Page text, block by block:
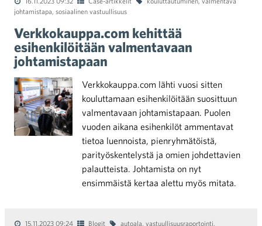
johtamistapa, sosiaalinen vastuullisuus
Verkkokauppa.com kehittää
esihenkilöitään valmentavaan
johtamistapaan
Verkkokauppa.com lähti vuosi sitten
kouluttamaan esihenkilöitään suosittuun
valmentavaan johtamistapaan. Puolen
vuoden aikana esihenkilöt ammentavat
tietoa luennoista, pienryhmätöistä,
parityöskentelystä ja omien johdettavien
palautteista. Johtamista on nyt
ensimmäistä kertaa alettu myös mitata.
15.11.2023 09:24 Blogit autoala, vastuullisuusraportointi,